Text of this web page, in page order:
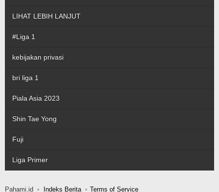
LIHAT LEBIH LANJUT
#Liga 1
kebijakan privasi
bri liga 1
Piala Asia 2023
Shin Tae Yong
Fuji
Liga Primer
Pahami.id Indeks Berita Terms of Service